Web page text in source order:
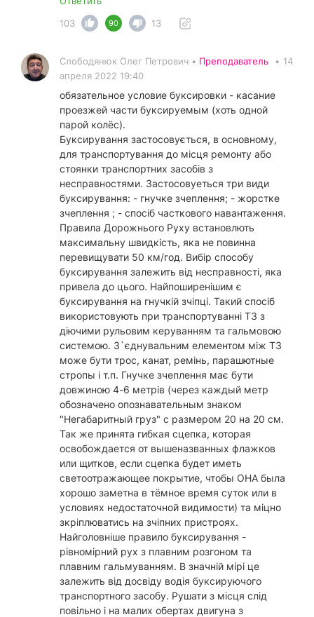
103
90 13
Слободянюк Олег Петрович • Преподаватель • 14
апреля 2022 19:40
обязательное условие буксировки - касание
проезжей части буксируемым (хоть одной
парой колёс).
Буксирування застосовується, в основному,
для транспортування до місця ремонту або
стоянки транспортних засобів з
несправностями. Застосовуеться три види
буксирування: - гнучке зчеплення; - жорстке
зчеплення ; - спосіб часткового навантаження.
Правила Дорожнього Руху встановлють
максимальну швидкість, яка не повинна
перевищувати 50 км/год. Вибір способу
буксирування залежить від несправності, яка
привела до цього. Найпоширенішим є
буксирування на гнучкій зчіпці. Такий спосіб
використовують при транспортуванні ТЗ з
діючими рульовим керуванням та гальмовою
системою. З`єднувальним елементом між ТЗ
може бути трос, канат, ремінь, парашютные
стропы і т.п. Гнучке зчеплення має бути
довжиною 4-6 метрів (через каждый метр
обозначено опознавательным знаком
"Негабаритный груз" с размером 20 на 20 см.
Так же принята гибкая сцепка, которая
освобождается от вышеназванных флажков
или щитков, если сцепка будет иметь
светоотражающее покрытие, чтобы ОНА была
хорошо заметна в тёмное время суток или в
условиях недостаточной видимости) та міцно
зкріплюватись на зчіпних пристроях.
Найголовніше правило буксирування -
рівномірний рух з плавним розгоном та
плавним гальмуванням. В значній мірі це
залежить від досвіду водія буксируючого
транспортного засобу. Рушати з місця слід
повільно і на малих обертах двигуна з